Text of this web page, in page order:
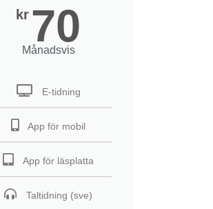
kr 70
Månadsvis
E-tidning
App för mobil
App för läsplatta
Taltidning (sve)